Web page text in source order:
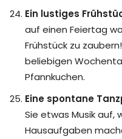
Ein lustiges
auf einen Feiertag
Frühstück zu
beliebigen
Pfannkuchen.
Eine spontane
Sie etwas Musik auf,
Hausaufgaben